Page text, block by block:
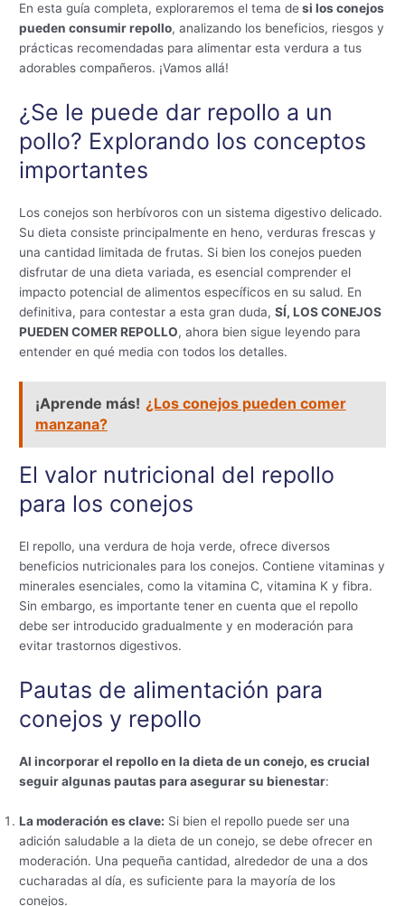
En esta guía completa, exploraremos el tema desi los conejos
pueden consumir repollo, analizando los beneficios, riesgos y
prácticas recomendadas para alimentar esta verdura a tus
adorables compañeros. ¡Vamos allá!
¿Se le puede dar repollo a un
pollo? Explorando los conceptos
importantes
Los conejos son herbívoros con un sistema digestivo delicado.
Su dieta consiste principalmente en heno, verduras frescas y
una cantidad limitada de frutas. Si bien los conejos pueden
disfrutar de una dieta variada, es esencial comprender el
impacto potencial de alimentos específicos en su salud. En
definitiva, para contestar a esta gran duda,SÍ, LOS CONEJOS
PUEDEN COMER REPOLLO, ahora bien sigue leyendo para
entender en qué media con todos los detalles.
¡Aprende más! ¿Los conejos pueden comer
manzana?
El valor nutricional del repollo
para los conejos
El repollo, una verdura de hoja verde, ofrece diversos
beneficios nutricionales para los conejos. Contiene vitaminas y
minerales esenciales, como la vitamina C, vitamina K y fibra.
Sin embargo, es importante tener en cuenta que el repollo
debe ser introducido gradualmente y en moderación para
evitar trastornos digestivos.
Pautas de alimentación para
conejos y repollo
Al incorporar el repollo en la dieta de un conejo, es crucial
seguir algunas pautas para asegurar su bienestar:
La moderación es clave: Si bien el repollo puede ser una
adición saludable a la dieta de un conejo, se debe ofrecer en
moderación. Una pequeña cantidad, alrededor de una a dos
cucharadas al día, es suficiente para la mayoría de los
conejos.